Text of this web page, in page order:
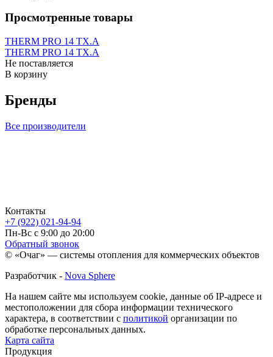
Просмотренные товары
THERM PRO 14 TX.A
THERM PRO 14 TX.A
Не поставляется
В корзину
Бренды
Все производители
Контакты
+7 (922) 021-94-94
Пн-Вс с 9:00 до 20:00
Обратный звонок
© «Очаг» — системы отопления для коммерческих объектов
Разработчик - Nova Sphere
На нашем сайте мы используем cookie, данные об IP-адресе и
местоположении для сбора информации технического
характера, в соответствии с политикой организации по
обработке персональных данных.
Карта сайта
Продукция